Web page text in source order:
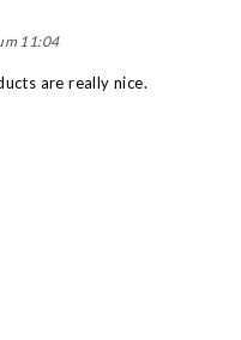
11:04
are really nice.